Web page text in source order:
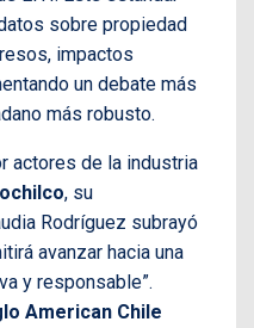
sobre propiedad
impactos
un debate más
más robusto.
actores de la industria
, su
Rodríguez subrayó
avanzar hacia una
y responsable”.
American Chile